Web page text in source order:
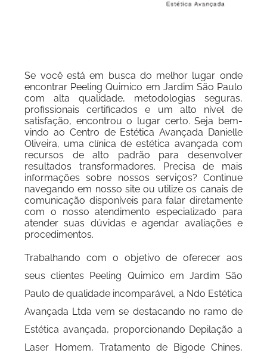
Se você está em busca do melhor lugar onde
encontrar Peeling Quimico em Jardim São Paulo
com alta qualidade, metodologias seguras,
profissionais certificados e um alto nível de
satisfação, encontrou o lugar certo. Seja bem-
vindo ao Centro de Estética Avançada Danielle
Oliveira, uma clínica de estética avançada com
recursos de alto padrão para desenvolver
resultados transformadores. Precisa de mais
informações sobre nossos serviços? Continue
navegando em nosso site ou utilize os canais de
comunicação disponíveis para falar diretamente
com o nosso atendimento especializado para
atender suas dúvidas e agendar avaliações e
procedimentos.
Trabalhando com o objetivo de oferecer aos
seus clientes Peeling Quimico em Jardim São
Paulo de qualidade incomparável, a Ndo Estética
Avançada Ltda vem se destacando no ramo de
Estética avançada, proporcionando Depilação a
Laser Homem, Tratamento de Bigode Chines,